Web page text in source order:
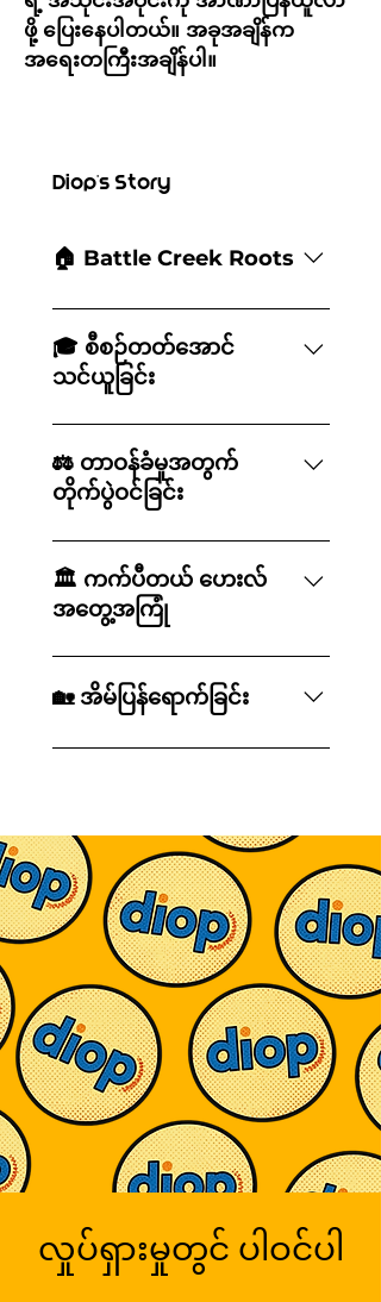
ဖို့ ပြေးနေပါတယ်။ အခုအချိန်က
အရေးတကြီးအချိန်ပါ။
Diop's Story
🏠 Battle Creek Roots
Diop Harris သည် Battle Creek
တွင် ဘောလုံးကစားခြင်း၊ ပြေးခုန်ပစ်
ပြိုင်ပွဲများတွင် ယှဉ်ပြိုင်ခြင်းနှင့် Battle
Creek Central
အထက်တန်းကျောင်း၏ ကျောင်းသား
အကြံပေးဘုတ်အဖွဲ့တွင် တာဝန်ထမ်း
ဆောင်ခြင်းအတွက် ဂုဏ်ယူဝင့်ကြွား
သော Bearcat တစ်ဦးဖြစ်သည်။ သူ
သည် Battle Creek Area Math and
Science Center တွင်လည်း တက်
ရောက်ခဲ့ပြီး ပြဿနာဖြေရှင်းခြင်းနှင့်
အများပြည်သူဝန်ဆောင်မှုအပေါ် တန်ဖိုး
ထားမှု တိုးတက်လာခဲ့သည်။ သူ၏ လူမှု
အသိုင်းအဝိုင်းအပေါ် ကတိကဝတ်ကို
Potawatomi ၏ Nottawaseppi
Huron Band အတွက် Tribal
ကွင်းထဲတွင်ဖြစ်စေ၊ လူမှုအသိုင်းအဝိုင်း
တွင်ဖြစ်စေ Diop သည် ခေါင်းဆောင်မှု၊
တာဝန်ခံမှုနှင့် အခြားသူများအတွက်
ဆောင်ရွက်ပေးမှုတို့၏ တန်ဖိုးကို သင်ယူ
ခဲ့သည်။ဒီအော့ပ် အရွယ်ရောက်လာ
သည်နှင့်အမျှ နိုင်ငံသည် အရေးပါသော
အခိုက်အတန့်နှစ်ခုကို ကြုံတွေ့ခဲ့ရသည်။
၂၀၀၈ ခုနှစ် ငွေကြေးအကျပ်အတည်း
သည် ဩဇာကြီးမားသော အဖွဲ့အစည်း
များ၏ ကျရှုံးမှုဒဏ်ကို ခံရသောအခါ
အလုပ်သမားမိသားစုများ မည်မျှမြန်မြန်
နောက်ကျကျန်ခဲ့နိုင်ကြောင်း ဖော်ထုတ်ခဲ့
ပြီး ဘာရက်အိုဘားမား ရွေးကောက်
တင်မြှောက်ခံရခြင်းသည် မျိုးဆက်တစ်
ခုအား တိုးတက်မှုနှင့် အများပြည်သူ
🎓 စီစဉ်တတ်အောင်
သင်ယူခြင်း
မီချီဂန်ပြည်နယ်တက္ကသိုလ်မှ အများ
ပြည်သူမူဝါဒဘာသာရပ်ဖြင့် ဘွဲ့ရရှိပြီး
နောက်၊ Diop သည် မီချီဂန်၊ မိန်းနှင့် ဝါ
ရှင်တန်ဒီစီတစ်လွှားရှိ ဆက်သွယ်ရေး၊
စည်းရုံးရေးနှင့် ရှေ့နေအခန်းကဏ္ဍများ
တွင် စတင်လုပ်ကိုင်ခဲ့သည်။ ဒေသတွင်း
လှုပ်ရှားမှုများမှသည် ပြည်နယ်တစ်ဝှမ်း
ကြိုးပမ်းမှုများအထိ၊ သူသည် နှစ်ပေါင်း
များစွာ လူများရှိရာနေရာများတွင်
တွေ့ဆုံခြင်း၊ ၎င်းတို့၏စိုးရိမ်မှုများကို
နားထောင်ခြင်းနှင့် အသိုင်းအဝိုင်း
များ၏အသံများကို ကြားသိစေရန် ကူညီ
တည်တံ့သော တိုးတက်မှုသည်
အငြင်းပွားမှုများတွင် အနိုင်ရခြင်းထက်
ပိုမိုလိုအပ်ကြောင်း သင်ကြားပေးခဲ့
သည်။ ၎င်းတွင် ယုံကြည်မှုတည်ဆောက်
ခြင်း၊ ဘုံရပ်တည်ချက်ရှာဖွေခြင်းနှင့်
မျှဝေထားသော ရည်မှန်းချက်များ
ပတ်လည်တွင် လူများကို စုစည်းပေး
ခြင်းများ လိုအပ်သည်။ ထိုအတွေ့အကြုံ
များသည် ယနေ့ သူ၏လုပ်ငန်းကို
ဆက်လက်လမ်းညွှန်ပေးနေသော ညွန့်
ပေါင်းအစိုးရတည်ဆောက်ရေးချဉ်းကပ်
မှုကို ပုံဖော်ရာတွင် ကူညီပေးခဲ့သည်။
⚖️ တာဝန်ခံမှုအတွက်
တိုက်ပွဲဝင်ခြင်း
သူ့မျိုးဆက်ကို အဓိပ္ပာယ်ဖွင့်ဆိုပေးခဲ့တဲ့
၂၀၀၈ ခုနှစ် ဘဏ္ဍာရေးအကျပ်အတည်း
အပြီးမှာ Diop ဟာ ဘဏ္ဍာရေးစနစ်မှာ
ပိုမိုအားကောင်းတဲ့ စားသုံးသူကာကွယ်မှု
တွေနဲ့ ပိုမိုတာဝန်ခံမှုရှိစေဖို့အတွက်
ဖွဲ့စည်းထားတဲ့ မဟာမိတ်အဖွဲ့တစ်ခုဖြစ်
တဲ့ Americans for Financial
Reform မှာ ပါဝင်ခဲ့ပါတယ်။ အဲဒီမှာ သူ
ကို ဖြစ်စေတဲ့ အလွဲသုံးစားပြုမှုတွေက
နေ ကာကွယ်ပေးတဲ့ ပြုပြင်ပြောင်းလဲမှု
တွေကို မြှင့်တင်ဖို့ လုပ်ဆောင်ခဲ့ပါတယ်။
Battle Creek မှာ ကြီးပြင်းလာစဉ် သူ
ပထမဆုံး သင်ယူခဲ့ရတဲ့ သင်ခန်းစာကို ဒီ
အတွေ့အကြုံက ပိုမိုခိုင်မာစေခဲ့ပါတယ်။
အဲဒါကတော့ အာဏာရှိတဲ့ အဖွဲ့အစည်း
တွေကို တာဝန်ခံမှု မရှိတဲ့အခါ သာမန်လူ
တွေကပဲ ပေးဆပ်ရမှာပါ။ အစိုးရဟာ
ချမ်းသာပြီး အဆက်အသွယ်ကောင်းရှိ
သူတွေအတွက် မဟုတ်ဘဲ သူတို့
ဝန်ဆောင်မှုပေးနေတဲ့ ပြည်သူတွေ
အတွက် လုပ်ဆောင်သင့်တယ်ဆိုတဲ့ သူ့
ပါတယ်။
🏛 ကက်ပီတယ် ဟေးလ်
အတွေ့အကြုံ
Diop သည် ထိုအတွေ့အကြုံကို အိုဟိုင်း
ယိုးပြည်နယ် အထက်လွှတ်တော်အမတ်
ဟောင်း Sherrod Brown ၏
လက်အောက်တွင် တာဝန်ထမ်းဆောင်ခဲ့
စတင်ခဲ့ပြီး နောက်ပိုင်းတွင် ဥပဒေပြုရေး
သတင်းထောက်အဖြစ် တာဝန်ထမ်း
ဆောင်ခဲ့ပြီး စီးပွားရေးအခွင့်အလမ်း၊
အလုပ်သမားအခွင့်အရေး၊ အခြေခံ
အဆောက်အအုံရင်းနှီးမြှုပ်နှံမှုနှင့်
ကျေးလက်ဒေသဖွံ့ဖြိုးတိုးတက်မှု
အပါအဝင် အလုပ်သမားမိသားစုများ
အပေါ် သက်ရောက်မှုရှိသော ကိစ္စရပ်
များတွင် လုပ်ကိုင်ခဲ့သည်။ဆီးနိတ်တာဘ
ရောင်း၏ရုံးတွင် တာဝန်ထမ်းဆောင်စဉ်
Diop သည် ၂၀၂၂ မှ ၂၀၂၄ အထိ
စီးပွားရေးတရားမျှတမှုအထူးလုပ်ငန်း
အဖွဲ့၏ တွဲဖက်ဥက္ကဋ္ဌအဖြစ်လည်း
စီးပွားရေးအခွင့်အလမ်းများကို ချဲ့ထွင်
ပြီး အလုပ်သမားမိသားစုများအတွက်
🏡 အိမ်ပြန်ရောက်ခြင်း
နှစ်ပေါင်းများစွာ စည်းရုံးလှုံ့ဆော်ရေး၊
နောက် Diop သည် အနောက်တောင် မီ
ချီဂန်ရှိ နေအိမ်သို့ ပြန်ရန် ရွေးချယ်ခဲ့
သည်။ ကျွန်ုပ်တို့ကဲ့သို့သော
အသိုင်းအဝိုင်းများသည်
အစိုးရ၏လုပ်ဆောင်မှုများနှင့် ဒေသခံ
မိသားစုများ နေ့စဉ်ကြုံတွေ့နေရသည့်
အရာများကို နားလည်သော
ခေါင်းဆောင်များ ထိုက်တန်သည်ဟု သူ
ယုံကြည်သည်။ယနေ့တွင် သူသည်
အစိုးရရာထူးသည် ဝန်ဆောင်မှုတွင်
အခြေခံသင့်သည်ဟု ယုံကြည်
သောကြောင့် ကွန်ဂရက်လွှတ်တော်
အတွက် ဝင်ရောက်ယှဉ်ပြိုင်လျက်ရှိ
လျှော့ချလိုပြီး ကော်ပိုရိတ်လွှမ်းမိုးမှုကို
ခုခံကာကွယ်လိုကာ နိုင်ငံသား
လှုပ်ရှားမှုတွင် ပါဝင်ပါ